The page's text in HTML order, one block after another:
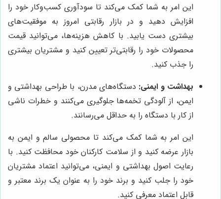
این امر به شما کمک می‌کند تا سودآوری کسب‌وکار خود را
افزایش دهید و در بازار رقابتی امروز به موفقیت‌های
بیشتری دست یابید. با کاهش هزینه‌ها، می‌توانید قیمت
محصولات خود را رقابتی‌تر تعیین کنید و مشتریان بیشتری
را جذب کنید.
بهداشت و ایمنی: دستگاه‌های مدرن، با طراحی بهداشتی و
ایمن، از آلودگی تخمه‌ها جلوگیری می‌کنند و خطرات ناشی
از کار با دستگاه را به حداقل می‌رسانند.
این امر به شما کمک می‌کند تا محصولی سالم و ایمن به
بازار عرضه کنید و از سلامت کارکنان خود محافظت کنید. با
رعایت اصول بهداشتی و ایمنی، می‌توانید اعتماد مشتریان
خود را جلب کنید و برند خود را به عنوان یک برند معتبر و
قابل اعتماد معرفی کنید.